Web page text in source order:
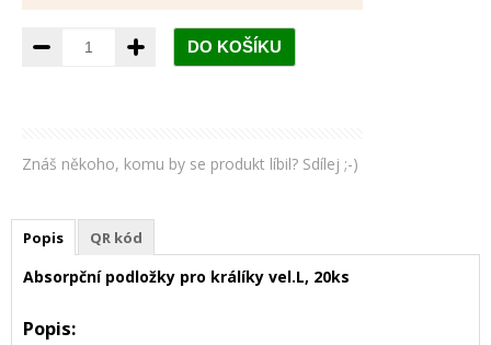
Znáš někoho, komu by se produkt líbil? Sdílej ;-)
Popis QR kód
Absorpční podložky pro králíky vel.L, 20ks
Popis: